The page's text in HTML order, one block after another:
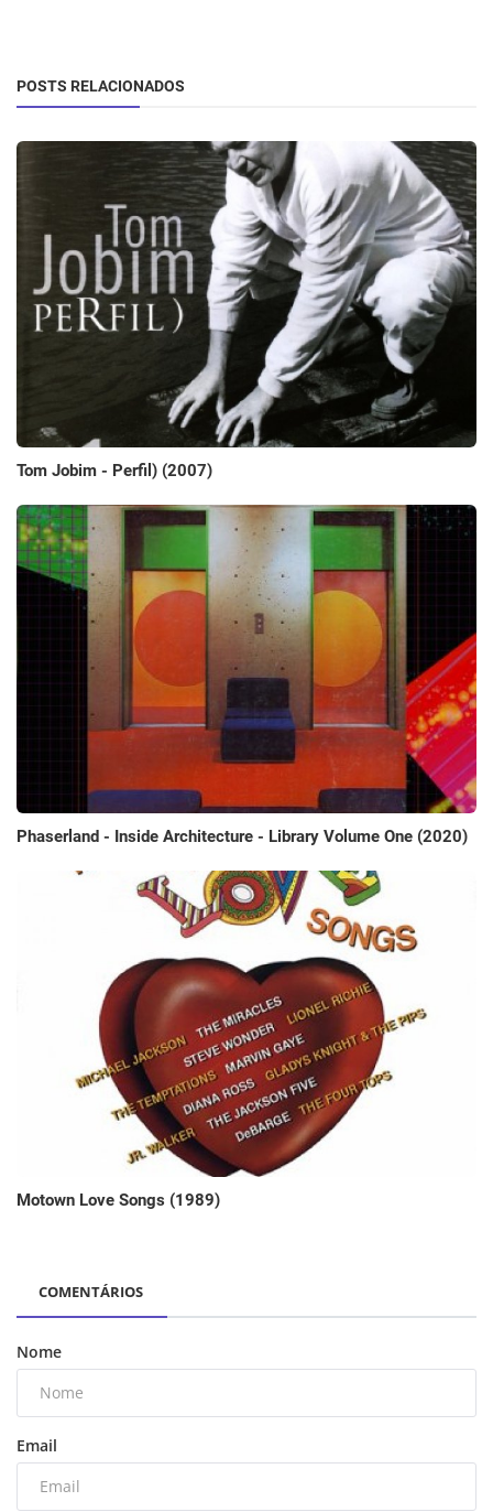
POSTS RELACIONADOS
Tom Jobim - Perfil) (2007)
Phaserland - Inside Architecture - Library Volume One (2020)
Motown Love Songs (1989)
COMENTÁRIOS
Nome
Email